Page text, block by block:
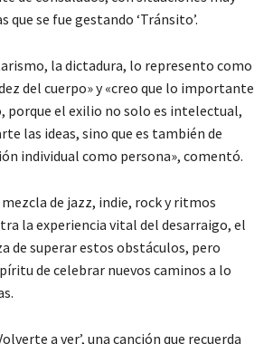
que se fue gestando ‘Tránsito’.
la dictadura, lo represento como
del cuerpo» y «creo que lo importante
porque el exilio no solo es intelectual,
las ideas, sino que es también de
individual como persona», comentó.
mezcla de jazz, indie, rock y ritmos
la experiencia vital del desarraigo, el
de superar estos obstáculos, pero
de celebrar nuevos caminos a lo
a ver’, una canción que recuerda